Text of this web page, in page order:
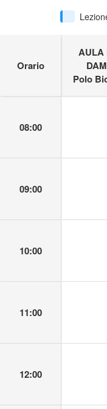
Orario
AULA
Polo
08:00
09:00
10:00
11:00
12:00